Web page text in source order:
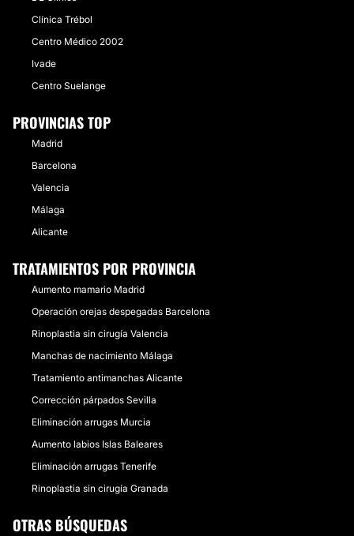
Clínica Trébol
Centro Médico 2002
Ivade
Centro Suelange
PROVINCIAS TOP
Madrid
Barcelona
Valencia
Málaga
Alicante
TRATAMIENTOS POR PROVINCIA
Aumento mamario Madrid
Operación orejas despegadas Barcelona
Rinoplastia sin cirugía Valencia
Manchas de nacimiento Málaga
Tratamiento antimanchas Alicante
Corrección párpados Sevilla
Eliminación arrugas Murcia
Aumento labios Islas Baleares
Eliminación arrugas Tenerife
Rinoplastia sin cirugía Granada
OTRAS BÚSQUEDAS